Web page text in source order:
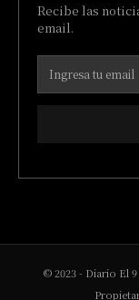
Recibe las
email.
© 2023 - Diario El